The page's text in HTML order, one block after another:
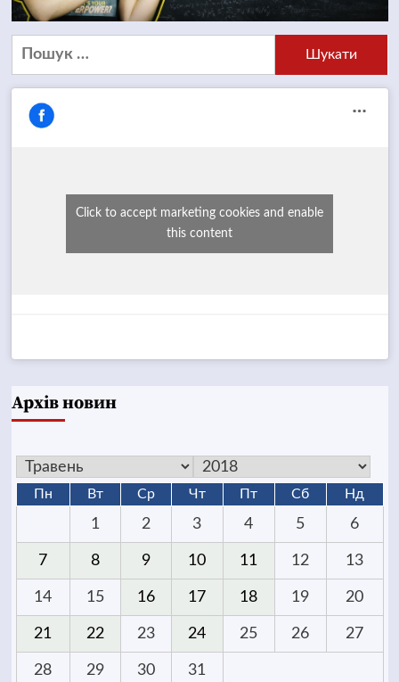
Пошук:
Click to accept marketing cookies and enable
this content
Архів новин
Пн Вт Ср Чт Пт Сб Нд
1 2 3 4 5 6
7 8 9 10 11 12 13
14 15 16 17 18 19 20
21 22 23 24 25 26 27
28 29 30 31